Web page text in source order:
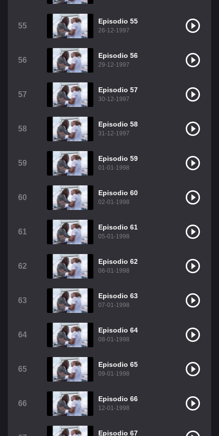
55
Episodio 55
26-12-1997
56
Episodio 56
29-12-1997
57
Episodio 57
30-12-1997
58
Episodio 58
31-12-1997
59
Episodio 59
01-01-1998
60
Episodio 60
02-01-1998
61
Episodio 61
05-01-1998
62
Episodio 62
06-01-1998
63
Episodio 63
07-01-1998
64
Episodio 64
08-01-1998
65
Episodio 65
09-01-1998
66
Episodio 66
12-01-1998
Episodio 67